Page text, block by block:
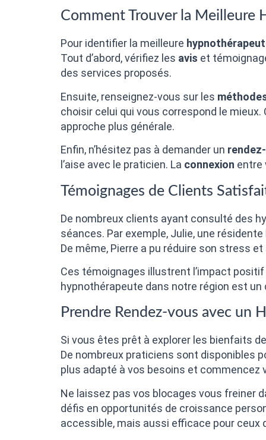
Comment Trouver la Meilleure
Pour identifier la meilleure
Tout d’abord, vérifiez les avis et
des services proposés.
Ensuite, renseignez-vous sur les
choisir celui qui vous correspond le
approche plus générale.
Enfin, n’hésitez pas à demander un
l’aise avec le praticien. La connexion entre
Témoignages de Clients
De nombreux clients ayant consulté des
séances. Par exemple, Julie, une
De même, Pierre a pu réduire son stress
Ces témoignages illustrent l’impact positif
hypnothérapeute dans notre région est un
Prendre Rendez-vous avec un
Si vous êtes prêt à explorer les bienfaits
De nombreux praticiens sont disponibles
plus adapté à vos besoins et commencez
Ne laissez pas vos blocages vous freiner
défis en opportunités de croissance
accessible, mais aussi efficace pour